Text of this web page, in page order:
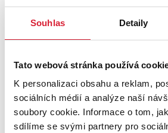
Souhlas Detaily
Tato webová stránka používá
K personalizaci obsahu a reklam,
sociálních médií a analýze naší
soubory cookie. Informace o tom,
sdílíme se svými partnery pro
MRZÍ
ale požadovaný typ
Zkuste upravit filtr
nebo přejděte na základní